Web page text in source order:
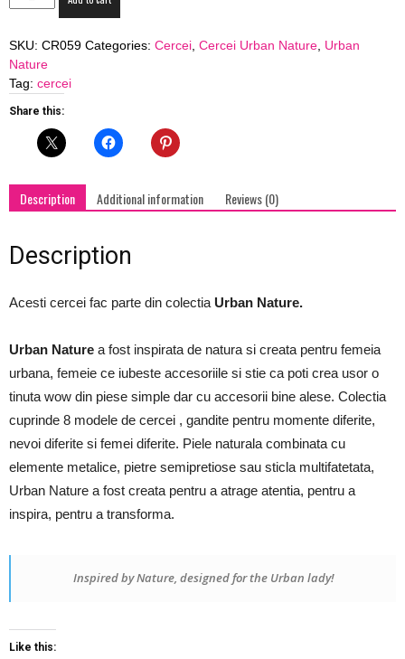
Blue
-
piele
naturala
quantity
SKU: CR059 Categories: Cercei Cercei Urban Nature Urban
Nature
Tag: cercei
Share this:
Description Additional information Reviews (0)
Description
Acesti cercei fac parte din colectia Urban Nature.
Urban Nature a fost inspirata de natura si creata pentru femeia
urbana, femeie ce iubeste accesoriile si stie ca poti crea usor o
tinuta wow din piese simple dar cu accesorii bine alese. Colectia
cuprinde 8 modele de cercei , gandite pentru momente diferite,
nevoi diferite si femei diferite. Piele naturala combinata cu
elemente metalice, pietre semipretiose sau sticla multifatetata,
Urban Nature a fost creata pentru a atrage atentia, pentru a
inspira, pentru a transforma.
Inspired by Nature, designed for the Urban lady!
Like this: